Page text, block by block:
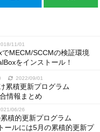
11/01
MECM/SCCMの検証環境
をインストール！
2022/09/01
累積更新プログラム
情報まとめ
06/26
積的更新プログラム
ールには5月の累積的更新プ